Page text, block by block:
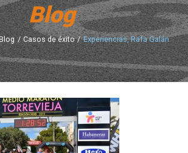
Blog
Casos de éxito Experiencias, Rafa Galán.